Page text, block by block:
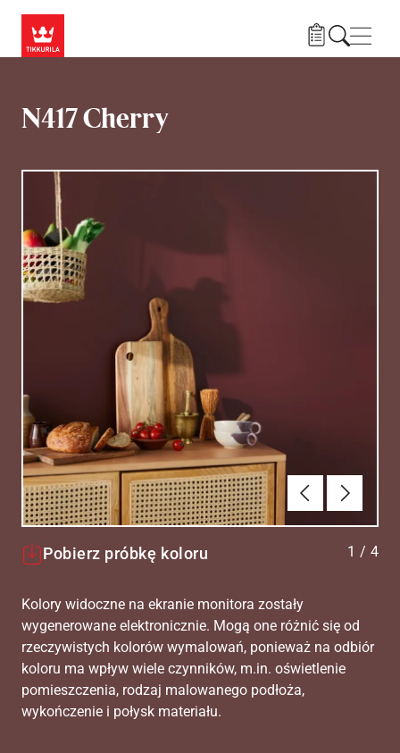
N417 Cherry
Poprzednie
Dalej
Pobierz próbkę koloru 1 / 4
Kolory widoczne na ekranie monitora zostały
wygenerowane elektronicznie. Mogą one różnić się od
rzeczywistych kolorów wymalowań, ponieważ na odbiór
koloru ma wpływ wiele czynników, m.in. oświetlenie
pomieszczenia, rodzaj malowanego podłoża,
wykończenie i połysk materiału.